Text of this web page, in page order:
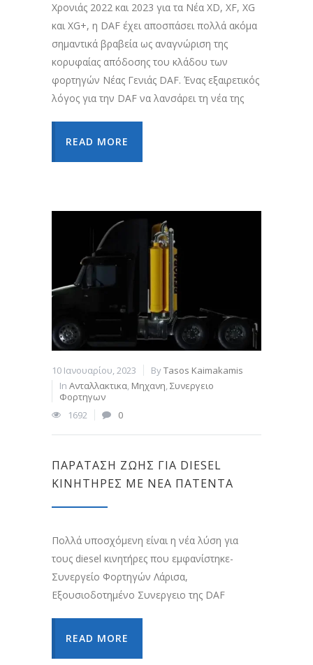
Χρονιάς 2022 και 2023 για τα Νέα XD, XF, XG
και XG+, η DAF έχει αποσπάσει πολλά ακόμα
σημαντικά βραβεία ως αναγνώριση της
κορυφαίας απόδοσης του κλάδου των
φορτηγών Νέας Γενιάς DAF. Ένας εξαιρετικός
λόγος για την DAF να λανσάρει τη νέα της
READ MORE
10 Ιανουαρίου, 2023 ByTasos Kaimakamis
In Ανταλλακτικα, Μηχανη,Συνεργειο
Φορτηγων
1692
0
ΠΑΡΆΤΑΣΗ ΖΩΉΣ ΓΙΑ DIESEL
ΚΙΝΗΤΉΡΕΣ ΜΕ ΝΈΑ ΠΑΤΈΝΤΑ
Πολλά υποσχόμενη είναι η νέα λύση για
τους diesel κινητήρες που εμφανίστηκε-
Συνεργείο Φορτηγών Λάρισα,
Εξουσιοδοτημένο Συνεργειο της DAF
READ MORE